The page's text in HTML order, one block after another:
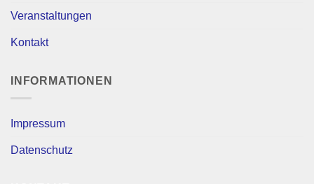
Veranstaltungen
Kontakt
INFORMATIONEN
Impressum
Datenschutz